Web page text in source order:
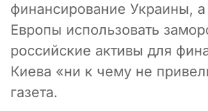
финансирование Украины,
Европы использовать
российские активы для
Киева «ни к чему не
газета.